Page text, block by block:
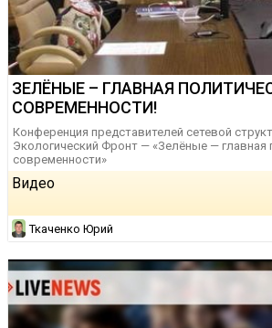
ЗЕЛЁНЫЕ – ГЛАВНАЯ
СОВРЕМЕННОСТИ!
Конференция представителей сетевой
Экологический Фронт — «Зелёные — главная
современности»
Видео
Ткаченко Юрий